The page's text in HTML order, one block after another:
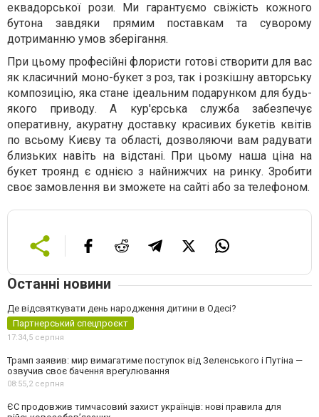
еквадорської рози. Ми гарантуємо свіжість кожного
бутона завдяки прямим поставкам та суворому
дотриманню умов зберігання.
При цьому професійні флористи готові створити для вас
як класичний моно-букет з роз, так і розкішну авторську
композицію, яка стане ідеальним подарунком для будь-
якого приводу. А кур'єрська служба забезпечує
оперативну, акуратну доставку красивих букетів квітів
по всьому Києву та області, дозволяючи вам радувати
близьких навіть на відстані. При цьому наша ціна на
букет троянд є однією з найнижчих на ринку. Зробити
своє замовлення ви зможете на сайті або за телефоном.
Останні новини
Де відсвяткувати день народження дитини в Одесі?
Партнерський спецпроєкт
17:34,5 серпня
Трамп заявив: мир вимагатиме поступок від Зеленського і Путіна —
озвучив своє бачення врегулювання
08:55,2 серпня
ЄС продовжив тимчасовий захист українців: нові правила для